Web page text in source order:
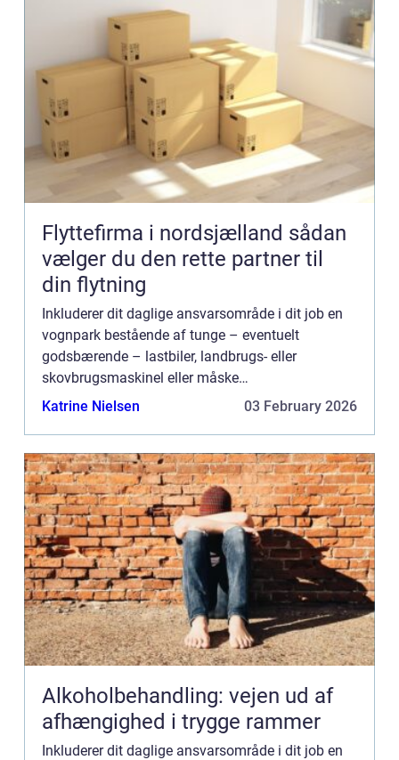
Flyttefirma i nordsjælland sådan
vælger du den rette partner til
din flytning
Inkluderer dit daglige ansvarsområde i dit job en
vognpark bestående af tunge – eventuelt
godsbærende – lastbiler, landbrugs- eller
skovbrugsmaskinel eller måske
entreprenørmateriel og -køretøjer? Så har du brug
Katrine Nielsen 03 February 2026
Alkoholbehandling: vejen ud af
afhængighed i trygge rammer
Inkluderer dit daglige ansvarsområde i dit job en